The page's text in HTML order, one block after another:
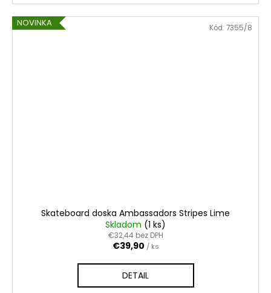
NOVINKA
Skateboard doska Ambassadors Stripes Lime
Skladom (1 ks)
€32,44 bez DPH
€39,90 / ks
DETAIL
Kód: 7355/8